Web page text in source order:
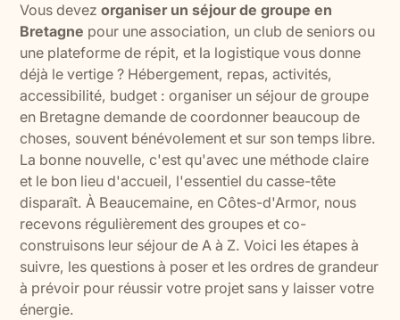
Vous devezorganiser un séjour de groupe en
Bretagne pour une association, un club de seniors ou
une plateforme de répit, et la logistique vous donne
déjà le vertige ? Hébergement, repas, activités,
accessibilité, budget : organiser un séjour de groupe
en Bretagne demande de coordonner beaucoup de
choses, souvent bénévolement et sur son temps libre.
La bonne nouvelle, c'est qu'avec une méthode claire
et le bon lieu d'accueil, l'essentiel du casse-tête
disparaît. À Beaucemaine, en Côtes-d'Armor, nous
recevons régulièrement des groupes et co-
construisons leur séjour de A à Z. Voici les étapes à
suivre, les questions à poser et les ordres de grandeur
à prévoir pour réussir votre projet sans y laisser votre
énergie.